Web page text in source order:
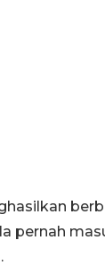
pernah